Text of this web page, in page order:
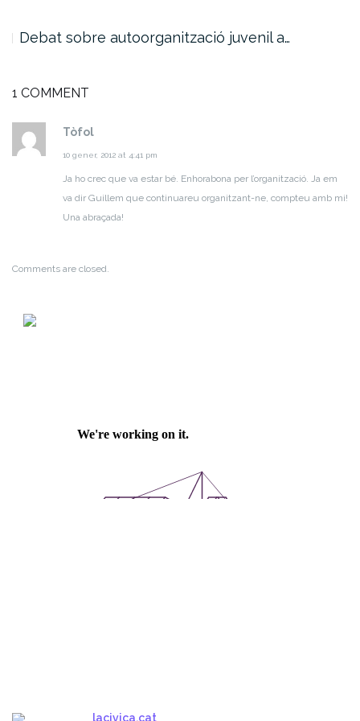
Debat sobre autoorganització juvenil a…
1 COMMENT
Tòfol
10 gener, 2012 at 4:41 pm
Ja ho crec que va estar bé. Enhorabona per l’organització. Ja em
va dir Guillem que continuareu organitzant-ne, compteu amb mi!
Una abraçada!
Comments are closed.
lacivica.cat